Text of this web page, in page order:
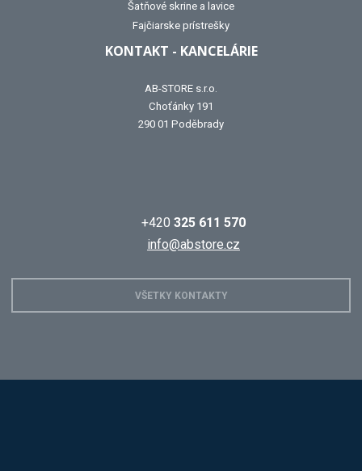
Šatňové skrine a lavice
Fajčiarske prístrešky
KONTAKT - KANCELÁRIE
AB-STORE s.r.o.
Choťánky 191
290 01 Poděbrady
+420 325 611 570
info@abstore.cz
VŠETKY KONTAKTY